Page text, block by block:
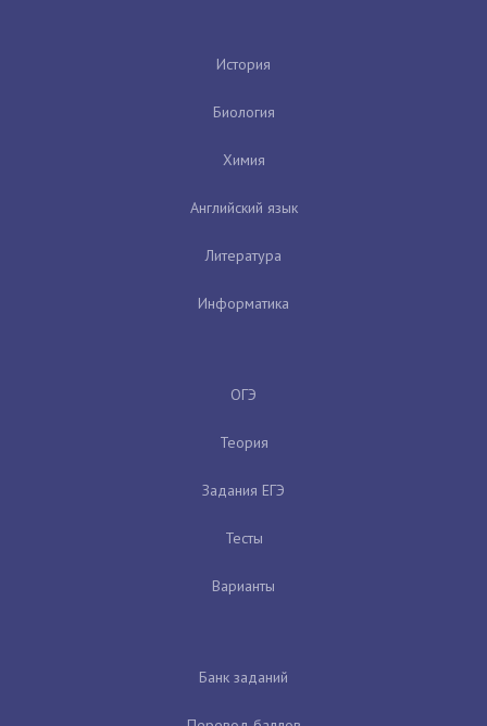
История
Биология
Химия
Английский язык
Литература
Информатика
ОГЭ
Теория
Задания ЕГЭ
Тесты
Варианты
Банк заданий